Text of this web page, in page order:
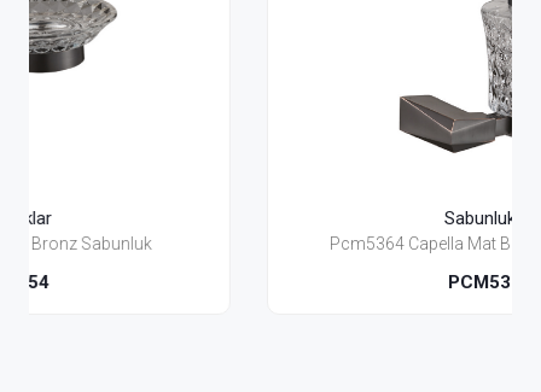
Pcm5364 Capella Mat Bronz Sıvı Sabunluk